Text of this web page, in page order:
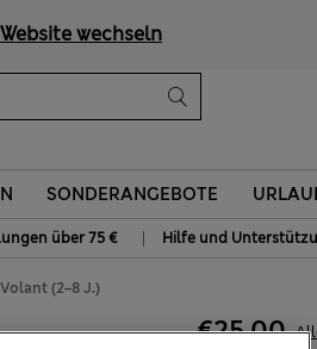
wechseln
SONDERANGEBOTE
über 75 € | Hilfe und
(2–8 J.)
€25,00